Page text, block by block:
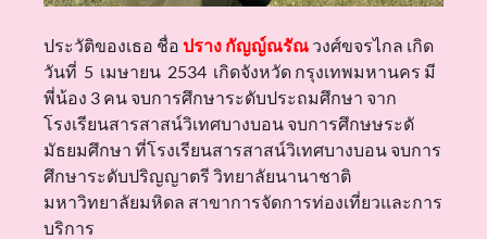
ประวัติของเธอ ชื่อ ปราง กัญญ์ณรัณ วงศ์ขจรไกล เกิด
วันที่ 5 เมษายน 2534 เกิดจังหวัด กรุงเทพมหานคร มี
พี่น้อง 3 คน จบการศึกษาระดับประถมศึกษา จาก
โรงเรียนสารสาสน์วิเทศบางบอน จบการศึกษษระดั
มัธยมศึกษา ที่โรงเรียนสารสาสน์วิเทศบางบอน จบการ
ศึกษาระดับปริญญาตรี วิทยาลัยนานาชาติ
มหาวิทยาลัยมหิดล สาขาการจัดการท่องเที่ยวและการ
บริการ